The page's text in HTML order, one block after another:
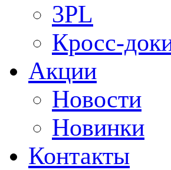
3PL
Кросс-
Акции
Новости
Новинки
Контакты